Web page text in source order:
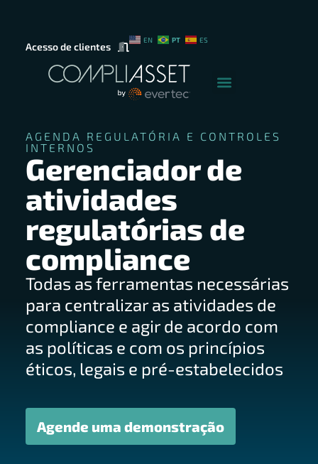
Acesso de clientes
EN PT ES
AGENDA REGULATÓRIA E CONTROLES
INTERNOS
Gerenciador de
atividades
regulatórias de
compliance
Todas as ferramentas necessárias
para centralizar as atividades de
compliance e agir de acordo com
as políticas e com os princípios
éticos, legais e pré-estabelecidos
Agende uma demonstração